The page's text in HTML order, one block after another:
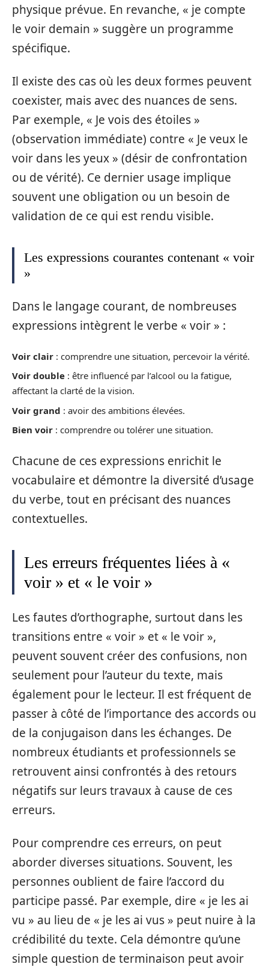
physique prévue. En revanche, « je compte
le voir demain » suggère un programme
spécifique.
Il existe des cas où les deux formes peuvent
coexister, mais avec des nuances de sens.
Par exemple, « Je vois des étoiles »
(observation immédiate) contre « Je veux le
voir dans les yeux » (désir de confrontation
ou de vérité). Ce dernier usage implique
souvent une obligation ou un besoin de
validation de ce qui est rendu visible.
Les expressions courantes contenant « voir
»
Dans le langage courant, de nombreuses
expressions intègrent le verbe « voir » :
Voir clair : comprendre une situation, percevoir la vérité.
Voir double : être influencé par l’alcool ou la fatigue,
affectant la clarté de la vision.
Voir grand : avoir des ambitions élevées.
Bien voir : comprendre ou tolérer une situation.
Chacune de ces expressions enrichit le
vocabulaire et démontre la diversité d’usage
du verbe, tout en précisant des nuances
contextuelles.
Les erreurs fréquentes liées à «
voir » et « le voir »
Les fautes d’orthographe, surtout dans les
transitions entre « voir » et « le voir »,
peuvent souvent créer des confusions, non
seulement pour l’auteur du texte, mais
également pour le lecteur. Il est fréquent de
passer à côté de l’importance des accords ou
de la conjugaison dans les échanges. De
nombreux étudiants et professionnels se
retrouvent ainsi confrontés à des retours
négatifs sur leurs travaux à cause de ces
erreurs.
Pour comprendre ces erreurs, on peut
aborder diverses situations. Souvent, les
personnes oublient de faire l’accord du
participe passé. Par exemple, dire « je les ai
vu » au lieu de « je les ai vus » peut nuire à la
crédibilité du texte. Cela démontre qu’une
simple question de terminaison peut avoir